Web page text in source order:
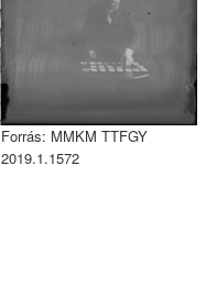
Forrás: MMKM TTFGY
2019.1.1572